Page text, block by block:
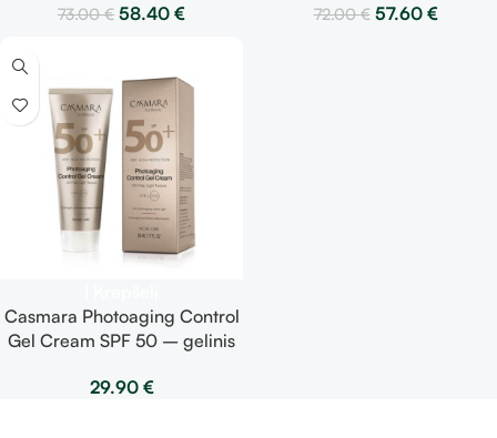
Gel Cream + Tan Magnifier
73.00€ 58.40 €
Gel Cream + Control Body
72.00€ 57.60 €
Casmara Photoaging Control
Gel Cream SPF 50 – gelinis
29.90 €